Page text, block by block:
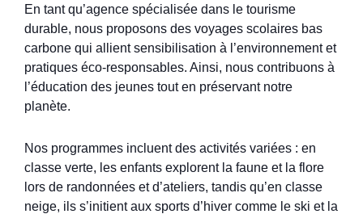
En tant qu’agence spécialisée dans le tourisme
durable, nous proposons des voyages scolaires bas
carbone qui allient sensibilisation à l’environnement et
pratiques éco-responsables. Ainsi, nous contribuons à
l’éducation des jeunes tout en préservant notre
planète.
Nos programmes incluent des activités variées : en
classe verte, les enfants explorent la faune et la flore
lors de randonnées et d’ateliers, tandis qu’en classe
neige, ils s’initient aux sports d’hiver comme le ski et la